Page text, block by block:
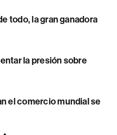
todo, la gran ganadora
la presión sobre
el comercio mundial se